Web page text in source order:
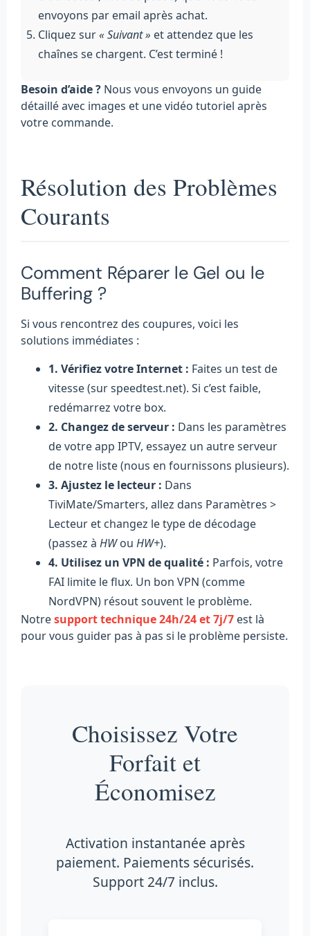
envoyons par email après achat.
Cliquez sur« Suivant » et attendez que les
chaînes se chargent. C’est terminé !
Besoin d’aide ? Nous vous envoyons un guide
détaillé avec images et une vidéo tutoriel après
votre commande.
Résolution des Problèmes
Courants
Comment Réparer le Gel ou le
Buffering ?
Si vous rencontrez des coupures, voici les
solutions immédiates :
1. Vérifiez votre Internet : Faites un test de
vitesse (sur speedtest.net). Si c’est faible,
redémarrez votre box.
2. Changez de serveur : Dans les paramètres
de votre app IPTV, essayez un autre serveur
de notre liste (nous en fournissons plusieurs).
3. Ajustez le lecteur : Dans
TiviMate/Smarters, allez dans Paramètres >
Lecteur et changez le type de décodage
(passez à HWou HW+).
4. Utilisez un VPN de qualité : Parfois, votre
FAI limite le flux. Un bon VPN (comme
NordVPN) résout souvent le problème.
Notresupport technique 24h/24 et 7j/7 est là
pour vous guider pas à pas si le problème persiste.
Choisissez Votre
Forfait et
Économisez
Activation instantanée après
paiement. Paiements sécurisés.
Support 24/7 inclus.